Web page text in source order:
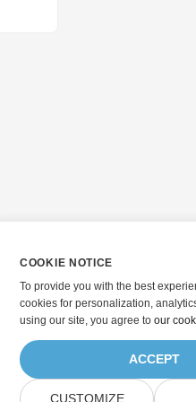
COOKIE NOTICE
To provide you with the best
cookies for personalization,
using our site, you agree to our
ACCEPT
CUSTOMIZE